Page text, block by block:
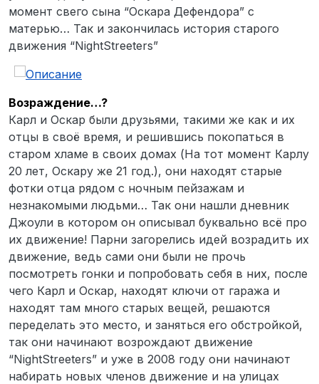
момент свего сына “Оскара Дефендора” с
матерью… Так и закончилась история старого
движения “NightStreeters”
Возраждение…?
Карл и Оскар были друзьями, такими же как и их
отцы в своё время, и решившись покопаться в
старом хламе в своих домах (На тот момент Карлу
20 лет, Оскару же 21 год.), они находят старые
фотки отца рядом с ночным пейзажам и
незнакомыми людьми… Так они нашли дневник
Джоули в котором он описывал буквально всё про
их движение! Парни загорелись идей возрадить их
движение, ведь сами они были не прочь
посмотреть гонки и попробовать себя в них, после
чего Карл и Оскар, находят ключи от гаража и
находят там много старых вещей, решаются
переделать это место, и заняться его обстройкой,
так они начинают возрождают движение
“NightStreeters” и уже в 2008 году они начинают
набирать новых членов движение и на улицах